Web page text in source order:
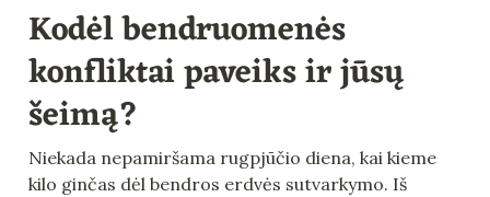
Kodėl bendruomenės
konfliktai paveiks ir jūsų
šeimą?
Niekada nepamiršama rugpjūčio diena, kai kieme
kilo ginčas dėl bendros erdvės sutvarkymo. Iš